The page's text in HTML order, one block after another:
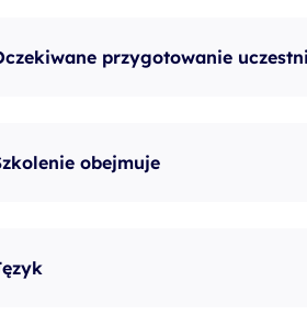
Oczekiwane przygotowanie
Szkolenie obejmuje
Język